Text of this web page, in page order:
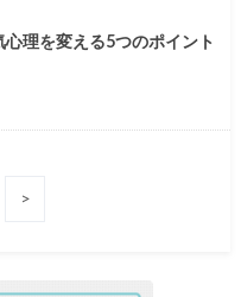
心理を変える5つのポイント
>